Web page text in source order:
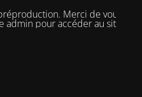
Merci de vous
pour accéder au site.